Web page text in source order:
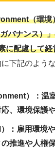
（環境
バナンス）
に配慮して
下記のよう
）：温
、環境保護
：雇用環境
推進や人権